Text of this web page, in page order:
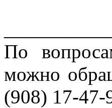
По
можно
(908) 17-47-